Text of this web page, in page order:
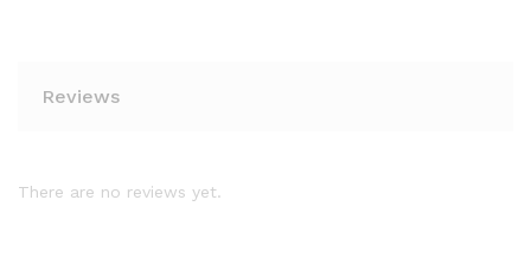
Reviews
There are no reviews yet.